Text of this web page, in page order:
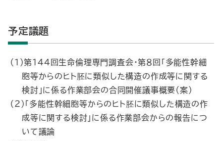
予定議題
（１）第144回生命倫理専門調査会・第８回「多能性幹細
胞等からのヒト胚に類似した構造の作成等に関する
検討」に係る作業部会の合同開催議事概要（案）
（２）「多能性幹細胞等からのヒト胚に類似した構造の作
成等に関する検討」に係る作業部会からの報告につ
いて議論